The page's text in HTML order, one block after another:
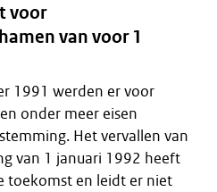
voor
van voor 1
1991 werden er voor
onder meer eisen
Het vervallen van
van 1 januari 1992 heeft
toekomst en leidt er niet